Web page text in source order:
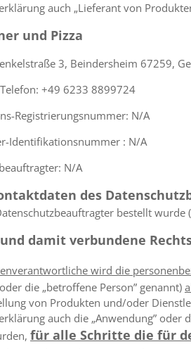
auch „Lieferant von
und Pizza
3, Beindersheim 67259,
+49 6233 8899724
Registrierungsnummer: N/A
Identifikationsnummer : N/A
N/A
des
bestellt wurde
damit verbundene
wird die
die „betroffene Person” genannt)
von Produkten und/oder
auch die „Anwendung”
für alle Schritte die für